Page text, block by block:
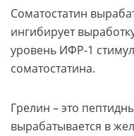
Соматостатин
ингибирует
уровень ИФР-1
соматостатина.
Грелин – это
вырабатывается в